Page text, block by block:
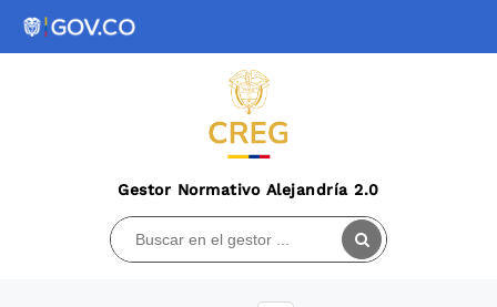
Gestor Normativo Alejandría 2.0